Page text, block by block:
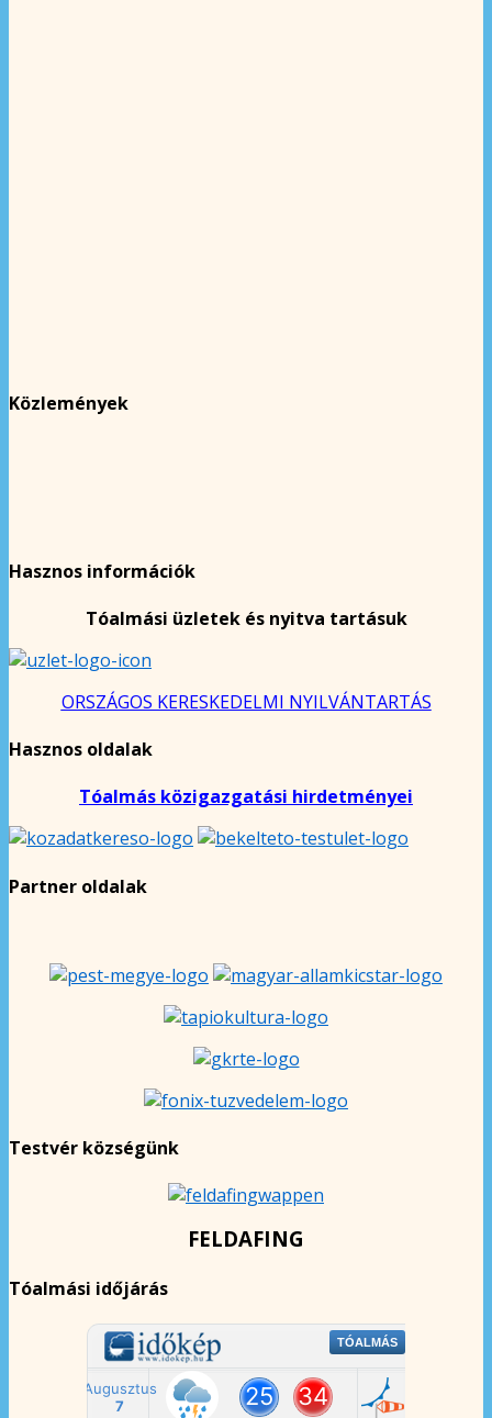
Közlemények
Hasznos információk
Tóalmási üzletek és nyitva tartásuk
ORSZÁGOS KERESKEDELMI NYILVÁNTARTÁS
Hasznos oldalak
Tóalmás közigazgatási hirdetményei
Partner oldalak
Testvér községünk
FELDAFING
Tóalmási időjárás